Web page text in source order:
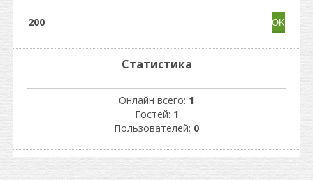
200
Статистика
Онлайн всего: 1
Гостей: 1
Пользователей: 0